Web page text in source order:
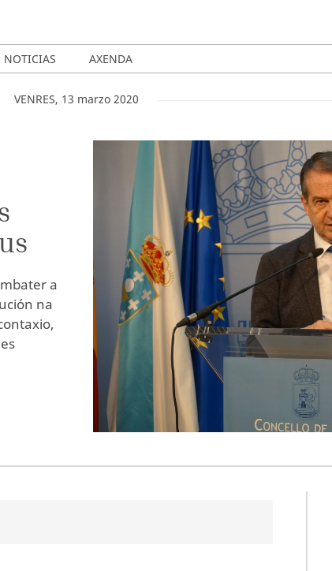
NOTICIAS AXENDA
VENRES, 13 marzo 2020
a
na